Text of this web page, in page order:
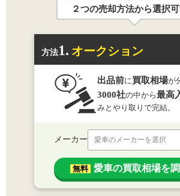
２つの売却方法から選択可
方法1. オークション
出品前に 買取相場が
3000社の中から最高
みとやり取りで完結。
メーカー 愛車のメーカーを選択
無料 愛車の買取相場を